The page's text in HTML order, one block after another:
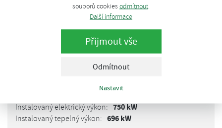
souborů cookies odmítnout
Další informace
Přijmout vše
Odmítnout
Nastavit
Bioplynová stanice Bohuňovice
750 kW
696 kW